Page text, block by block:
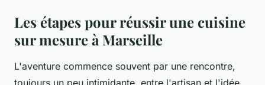
Les étapes pour réussir une cuisine
sur mesure à Marseille
L'aventure commence souvent par une rencontre,
toujours un peu intimidante, entre l'artisan et l'idée